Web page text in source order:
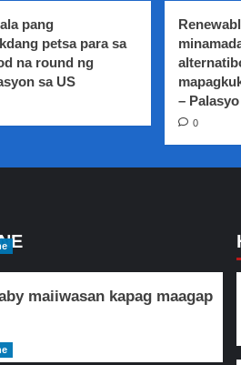
pang
petsa para sa
na round ng
sa US
– Palasyo
0
maiiwasan kapag maagap